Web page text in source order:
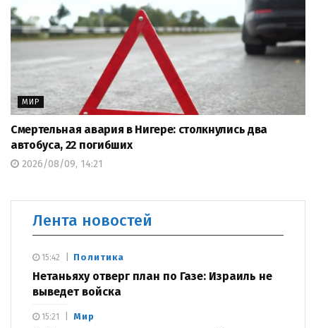
МИР
Смертельная авария в Нигере: столкнулись два
автобуса, 22 погибших
2026/08/09, 14:21
Лента новостей
Политика
Нетаньяху отверг план по Газе: Израиль не
выведет войска
15:42
Мир
15:21